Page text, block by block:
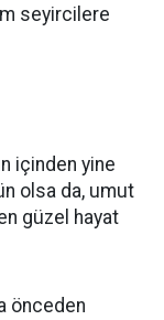
seyircilere
içinden yine
olsa da, umut
güzel hayat
önceden